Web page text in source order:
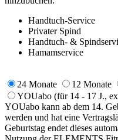
Handtuch-Service
Privater Spind
Handtuch- &
Hamamservice
24 Monate 12 Monate
YOUabo (für 14 - 17 J.,
YOUabo kann ab dem 14.
werden und hat eine
Geburtstag endet dieses